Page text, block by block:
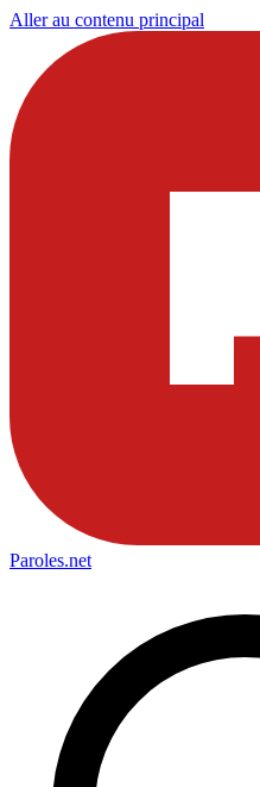
Aller au contenu principal
Paroles.net